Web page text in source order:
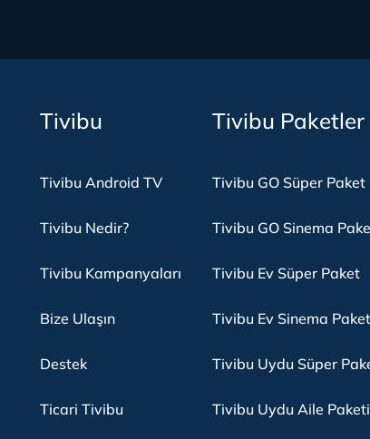
Tivibu
Tivibu Android TV
Tivibu Nedir?
Tivibu Kampanyaları
Bize Ulaşın
Destek
Ticari Tivibu
Tivibu Paketler
Tivibu GO Süper Paket
Tivibu GO Sinema
Tivibu Ev Süper Paket
Tivibu Ev Sinema
Tivibu Uydu Süper
Tivibu Uydu Aile Paketi